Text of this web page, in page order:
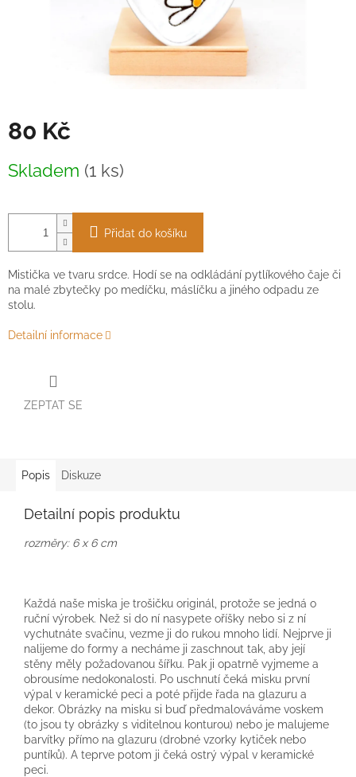
80 Kč
cena:
Skladem (1 ks)
Přidat do košíku
Mistička ve tvaru srdce. Hodí se na odkládání pytlíkového čaje či
na malé zbytečky po medíčku, máslíčku a jiného odpadu ze
stolu.
Detailní informace
ZEPTAT SE
Popis Diskuze
Detailní popis produktu
rozměry: 6 x 6 cm
Každá naše miska je trošičku originál, protože se jedná o
ruční výrobek. Než si do ní nasypete oříšky nebo si z ní
vychutnáte svačinu, vezme ji do rukou mnoho lidí. Nejprve ji
nalijeme do formy a necháme ji zaschnout tak, aby její
stěny měly požadovanou šířku. Pak ji opatrně vyjmeme a
obrousíme nedokonalosti. Po uschnutí čeká misku první
výpal v keramické peci a poté přijde řada na glazuru a
dekor. Obrázky na misku si buď předmalováváme voskem
(to jsou ty obrázky s viditelnou konturou) nebo je malujeme
barvítky přímo na glazuru (drobné vzorky kytiček nebo
puntíků). A teprve potom ji čeká ostrý výpal v keramické
peci.